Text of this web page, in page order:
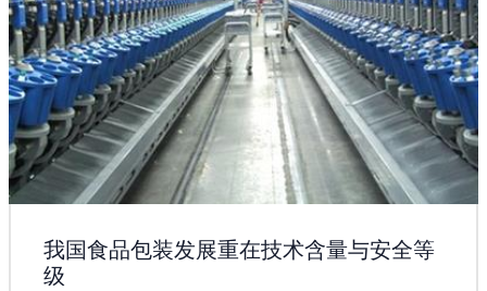
日，祁连山、八冶建设集团有限公司与吉尔吉斯JBK建设有
限公司就共同开发建设吉尔吉斯斯坦奥什州吉尔吉斯阿布什
尔水泥生产线项目签署备忘录。根据备忘录内容，三方合作
计划在吉尔吉斯斯坦南部共同投资建设水泥生产线项目，项
目总投资约1.3亿美元，祁连山、八冶建设集团有限公司占
80%、吉方占20%，5月起共同研究讨论合作的所有细节。
我国食品包装发展重在技术含量与安全等
级